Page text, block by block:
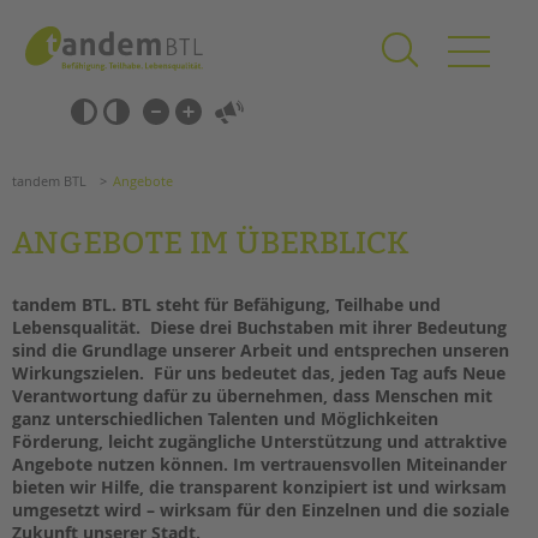
springen
Barrierefrei-
Einstellungen
überspringen
überspringen
KITA & FRÜHE HILFEN
SCHULE & GANZTAG
Grundschulen
Oberschulen
Förderzentren
Kollegs
EFöB
Schulbezogene Sozialarbeit
Tagesgruppen
Suchen
tandem BTL Angebote
ANGEBOTE IM ÜBERBLICK
tandem BTL. BTL steht für Befähigung, Teilhabe und
Lebensqualität. Diese drei Buchstaben mit ihrer Bedeutung
sind die Grundlage unserer Arbeit und entsprechen unseren
Wirkungszielen. Für uns bedeutet das, jeden Tag aufs Neue
Verantwortung dafür zu übernehmen, dass Menschen mit
ganz unterschiedlichen Talenten und Möglichkeiten
Förderung, leicht zugängliche Unterstützung und attraktive
Angebote nutzen können. Im vertrauensvollen Miteinander
bieten wir Hilfe, die transparent konzipiert ist und wirksam
umgesetzt wird – wirksam für den Einzelnen und die soziale
Zukunft unserer Stadt.